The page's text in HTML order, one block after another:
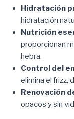
Hidratación
hidratación
Nutrición
proporcionan
hebra.
Control del
elimina el frizz,
Renovación
opacos y sin